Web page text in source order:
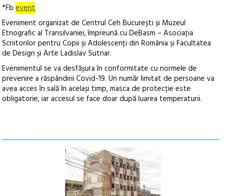
*Fbevent
Eveniment organizat de Centrul Ceh București și Muzeul
Etnografic al Transilvaniei, împreună cu DeBasm – Asociaţia
Scriitorilor pentru Copii şi Adolescenţi din România și Facultatea
de Design și Arte Ladislav Sutnar.
Evenimentul se va desfășura în conformitate cu normele de
prevenire a răspândirii Covid-19. Un număr limitat de persoane va
avea acces în sală în același timp, masca de protecție este
obligatorie, iar accesul se face doar după luarea temperaturii.